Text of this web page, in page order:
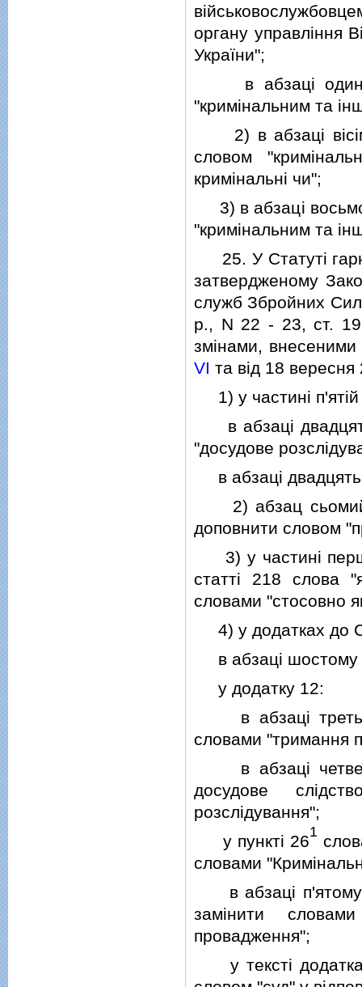
органу управлiння
України";
в абзацi
"кримiнальним та
2) в абзацi
словом
кримiнальнi чи";
3) в абзацi
"кримiнальним та
25. У Статутi
затвердженому
служб Збройних Сил
р., N 22 - 23, ст.
змiнами, внесеними
VI та вiд 18 вересня
1) у частинi п'ятiй
в абзацi
"досудове
в абзацi двадцять
2) абзац сьомий
доповнити словом
3) у частинi
статтi 218 слова
словами "стосовно
4) у додатках до
в абзацi шостому
у додатку 12:
в абзацi
словами "тримання
в абзацi
досудове
розслiдування";
у пунктi 261
словами
в абзацi п'ятому
замiнити
провадження";
у текстi додатка